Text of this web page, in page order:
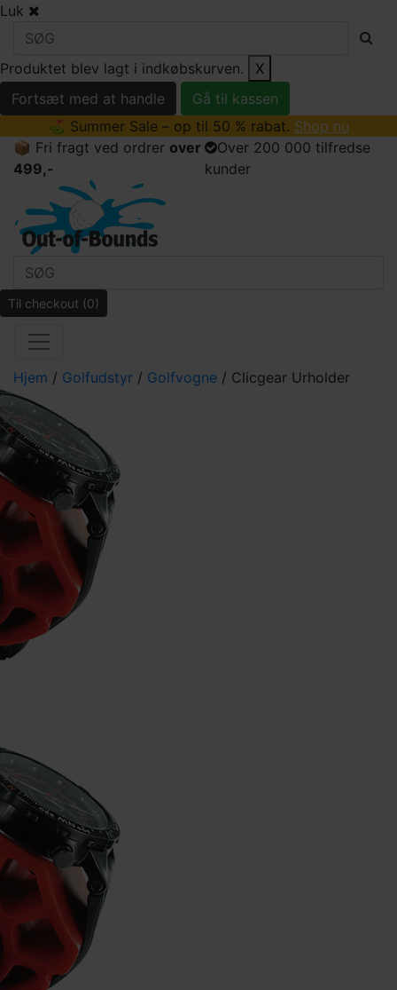
Luk
Produktet blev lagt i indkøbskurven.
X
Fortsæt med at handle
Gå til kassen
⛳ Summer Sale – op til 50 % rabat. Shop nu
📦 Fri fragt ved ordrer over
499,-
Over 200 000 tilfredse
kunder
Til checkout (0)
Hjem / Golfudstyr / Golfvogne / Clicgear Urholder